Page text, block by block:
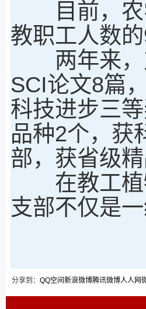
目前，农
教职工人数
两年来，
SCI论文8篇
科技进步三
品种2个，获
部，获省级
在教工植
支部不仅是
分享到： QQ空间 新浪微博腾讯微博人人网